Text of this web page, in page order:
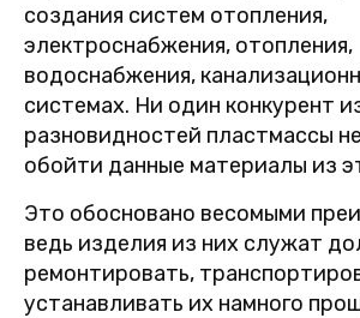
создания систем отопления,
электроснабжения, отопления,
водоснабжения,
системах. Ни один конкурент
разновидностей пластмассы
обойти данные материалы из
Это обосновано весомыми
ведь изделия из них служат
ремонтировать,
устанавливать их намного